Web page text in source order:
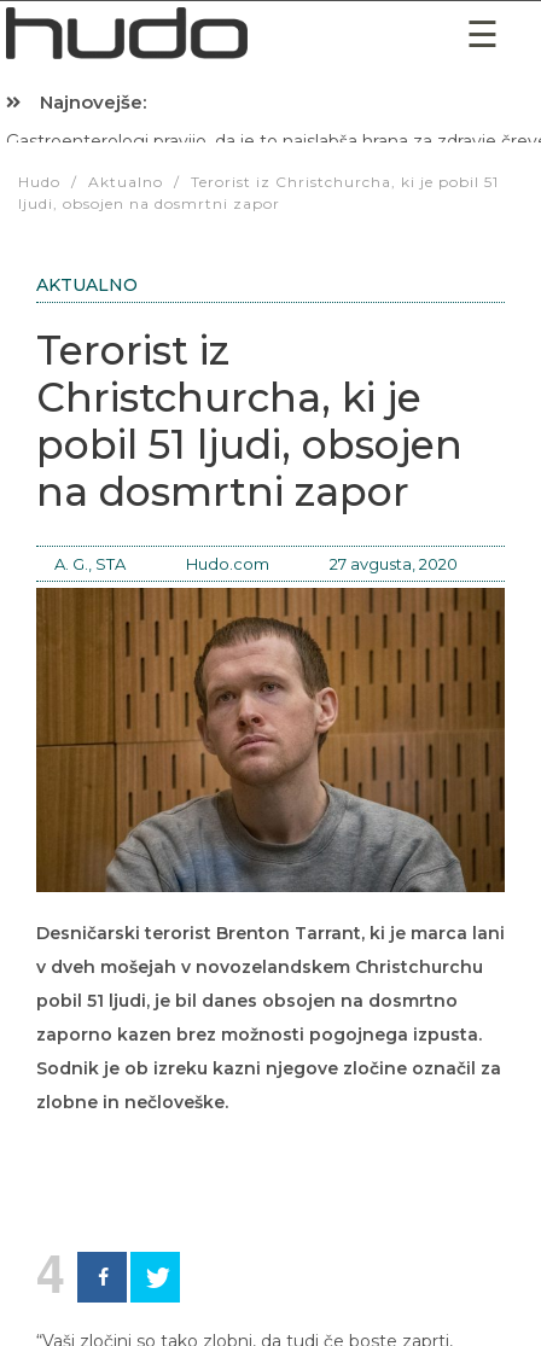
Najnovejše:
ljudi, obsojen na dosmrtni zapor
Terorist iz
Christchurcha, ki je
pobil 51 ljudi, obsojen
na dosmrtni zapor
A. G., STA Hudo.com 27 avgusta, 2020
v dveh mošejah v novozelandskem Christchurchu
pobil 51 ljudi, je bil danes obsojen na dosmrtno
zaporno kazen brez možnosti pogojnega izpusta.
Sodnik je ob izreku kazni njegove zločine označil za
zlobne in nečloveške.
4